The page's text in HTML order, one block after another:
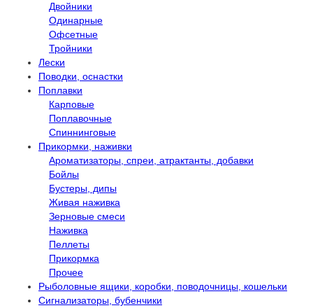
Двойники
Одинарные
Офсетные
Тройники
Лески
Поводки, оснастки
Поплавки
Карповые
Поплавочные
Спиннинговые
Прикормки, наживки
Ароматизаторы, спреи, атрактанты, добавки
Бойлы
Бустеры, дипы
Живая наживка
Зерновые смеси
Наживка
Пеллеты
Прикормка
Прочее
Рыболовные ящики, коробки, поводочницы, кошельки
Сигнализаторы, бубенчики